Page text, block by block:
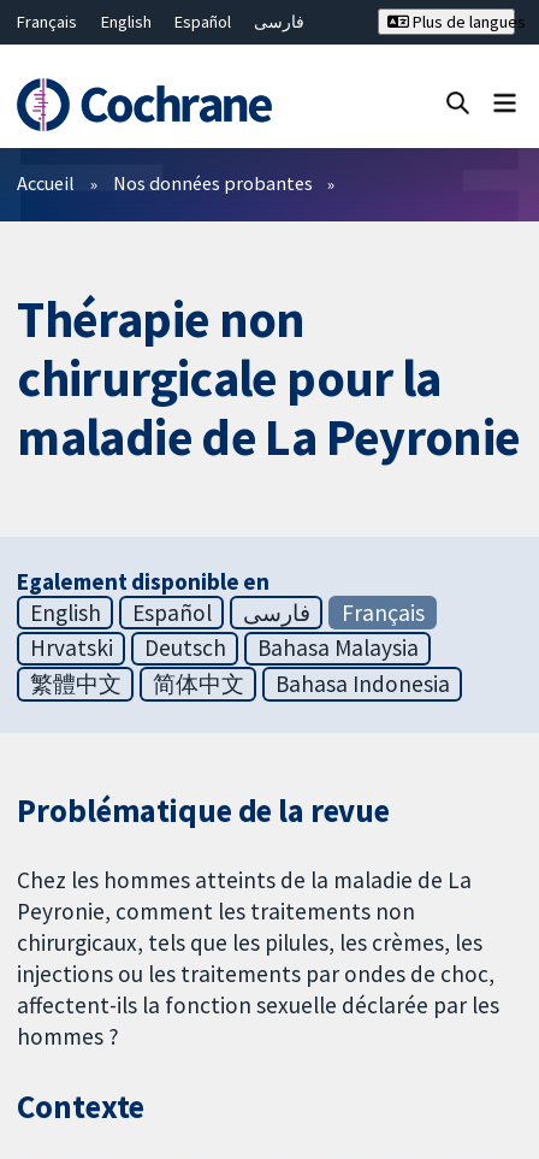
Français English Español
فارسی
Bahasa Malaysia
ไทย
繁體中文
简体中文
Plus de langues
Filtres
Accueil Nos données probantes
Thérapie non
chirurgicale pour la
maladie de La Peyronie
Egalement disponible en
English
Español فارسی
Français
Hrvatski
Deutsch
Bahasa Malaysia
繁體中文
简体中文 Bahasa Indonesia
Problématique de la revue
Chez les hommes atteints de la maladie de La
Peyronie, comment les traitements non
chirurgicaux, tels que les pilules, les crèmes, les
injections ou les traitements par ondes de choc,
affectent-ils la fonction sexuelle déclarée par les
hommes ?
Contexte